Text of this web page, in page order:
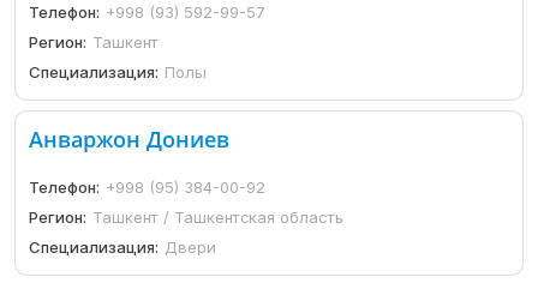
Телефон: +998 (93) 592-99-57
Регион: Ташкент
Специализация: Полы
Анваржон Дониев
Телефон: +998 (95) 384-00-92
Регион: Ташкент / Ташкентская область
Специализация: Двери